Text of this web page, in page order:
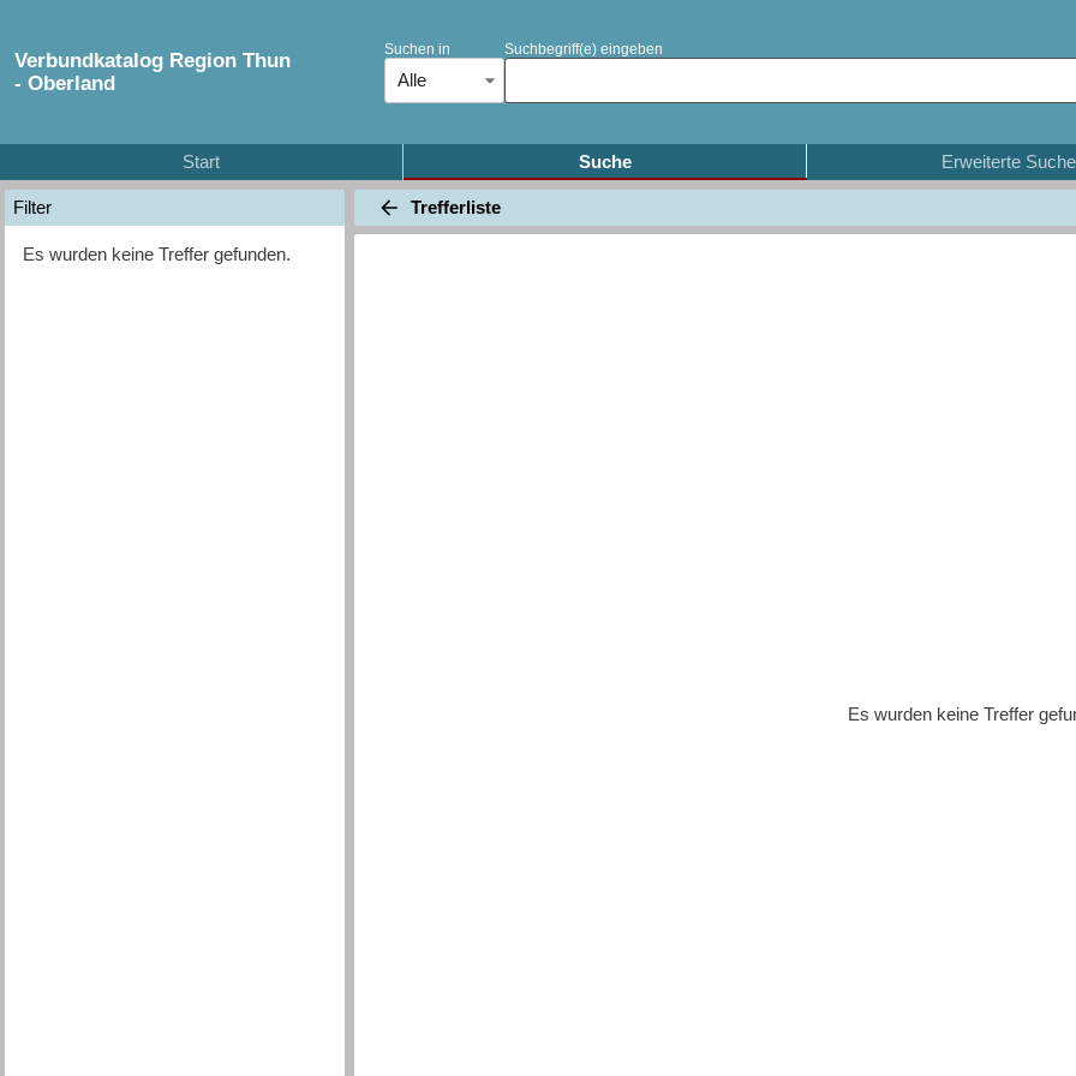
Verbundkatalog Region Thun
- Oberland
Suchen in
Alle
Suchbegriff(e) eingeben
Start Suche Erweiterte Suche
Filter
Es wurden keine Treffer gefunden.
Trefferliste
Es wurden keine Treffer